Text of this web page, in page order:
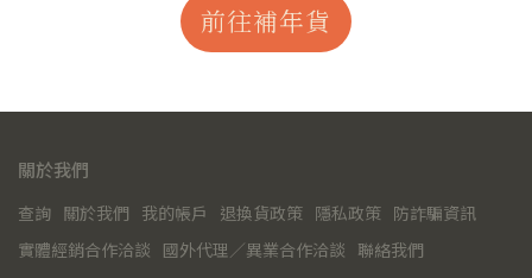
前往補年貨
關於我們
查詢 關於我們 我的帳戶 退換貨政策 隱私政策 防詐騙資訊
實體經銷合作洽談 國外代理／異業合作洽談 聯絡我們